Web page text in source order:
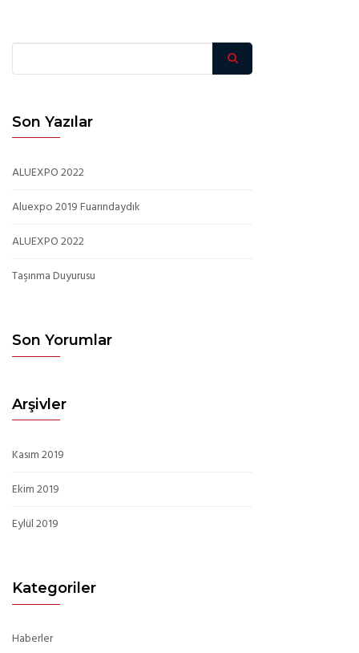
Son Yazılar
ALUEXPO 2022
Aluexpo 2019 Fuarındaydık
ALUEXPO 2022
Taşınma Duyurusu
Son Yorumlar
Arşivler
Kasım 2019
Ekim 2019
Eylül 2019
Kategoriler
Haberler